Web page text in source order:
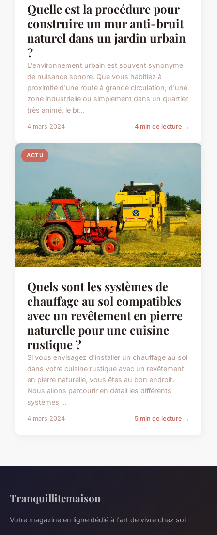
Quelle est la procédure pour
construire un mur anti-bruit
naturel dans un jardin urbain
?
L'environnement urbain est souvent synonyme
de nuisance sonore. Que vous habitiez à
proximité d'une route à grande circulation, d'une
zone industrielle ou simplement dans un quartier
très animé, le br...
4 mars 2024 4 min de lecture →
ACTU
Quels sont les systèmes de
chauffage au sol compatibles
avec un revêtement en pierre
naturelle pour une cuisine
rustique ?
Si vous envisagez d'installer un chauffage au sol
dans votre cuisine rustique avec un revêtement
en pierre naturelle, vous êtes au bon endroit.
Nous allons parcourir en détail les différents
systèmes ...
4 mars 2024 5 min de lecture →
Tranquillitemaison
Votre magazine en ligne dédié à l'art de vivre chez soi